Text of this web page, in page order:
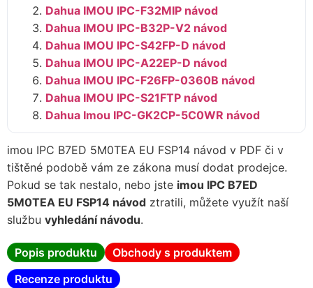
Dahua IMOU IPC-F32MIP návod
Dahua IMOU IPC-B32P-V2 návod
Dahua IMOU IPC-S42FP-D návod
Dahua IMOU IPC-A22EP-D návod
Dahua IMOU IPC-F26FP-0360B návod
Dahua IMOU IPC-S21FTP návod
Dahua Imou IPC-GK2CP-5C0WR návod
imou IPC B7ED 5M0TEA EU FSP14 návod v PDF či v
tištěné podobě vám ze zákona musí dodat prodejce.
Pokud se tak nestalo, nebo jste imou IPC B7ED
5M0TEA EU FSP14 návod ztratili, můžete využít naší
službu vyhledání návodu.
Popis produktu
Obchody s produktem
Recenze produktu